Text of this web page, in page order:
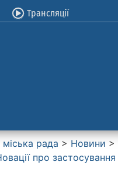
Трансляції
міська рада > Новини >
про